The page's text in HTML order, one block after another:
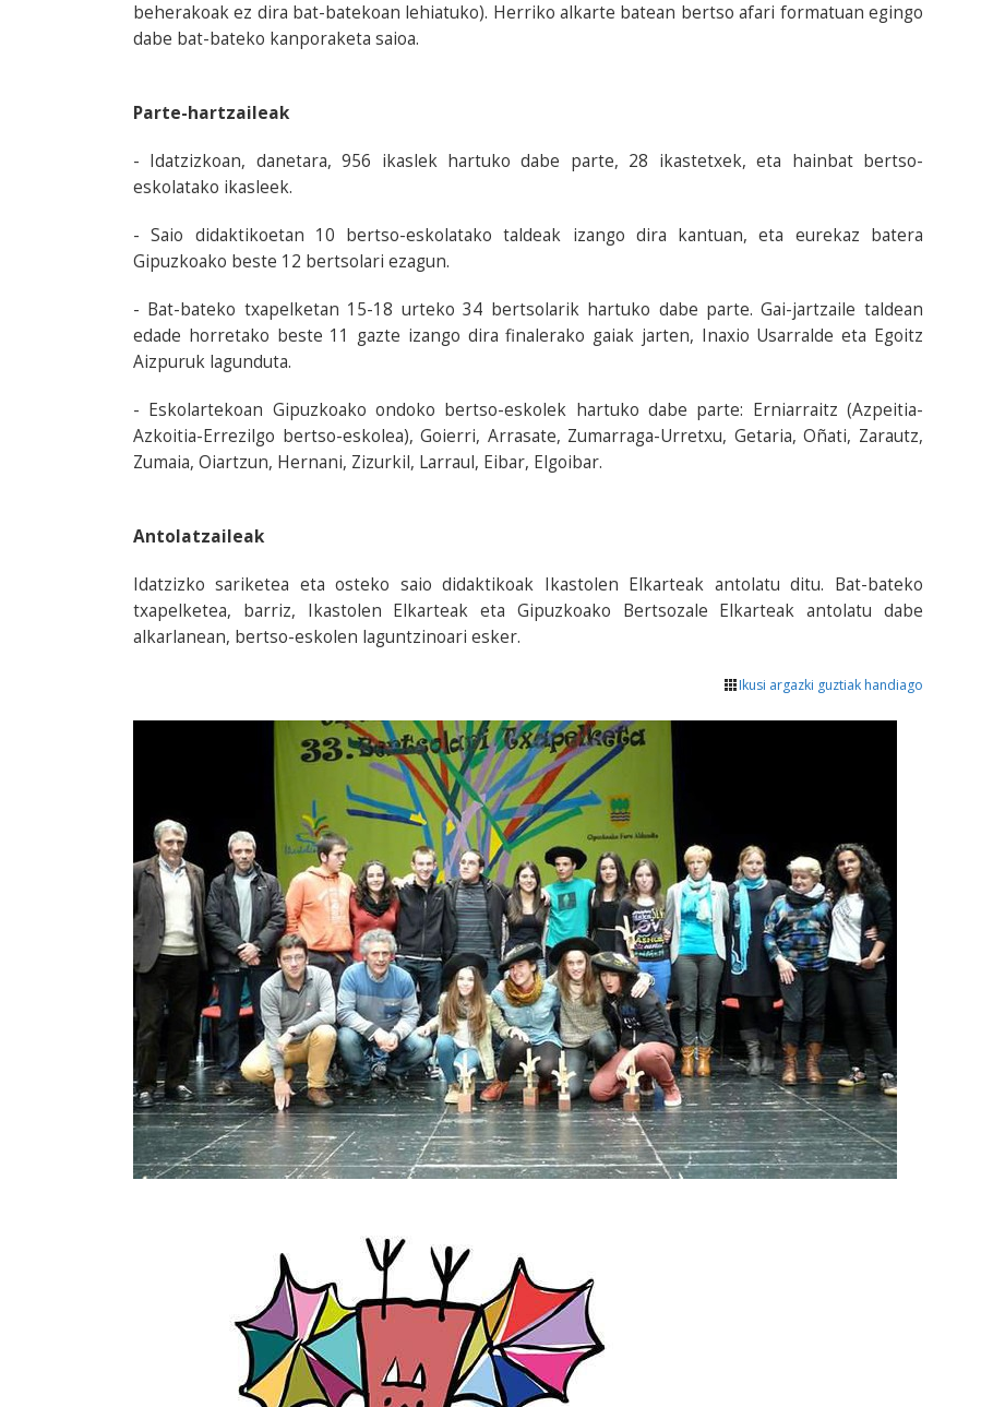
beherakoak ez dira bat-batekoan lehiatuko). Herriko alkarte batean bertso afari formatuan egingo
dabe bat-bateko kanporaketa saioa.
Parte-hartzaileak
- Idatzizkoan, danetara, 956 ikaslek hartuko dabe parte, 28 ikastetxek, eta hainbat bertso-
eskolatako ikasleek.
- Saio didaktikoetan 10 bertso-eskolatako taldeak izango dira kantuan, eta eurekaz batera
Gipuzkoako beste 12 bertsolari ezagun.
- Bat-bateko txapelketan 15-18 urteko 34 bertsolarik hartuko dabe parte. Gai-jartzaile taldean
edade horretako beste 11 gazte izango dira finalerako gaiak jarten, Inaxio Usarralde eta Egoitz
Aizpuruk lagunduta.
- Eskolartekoan Gipuzkoako ondoko bertso-eskolek hartuko dabe parte: Erniarraitz (Azpeitia-
Azkoitia-Errezilgo bertso-eskolea), Goierri, Arrasate, Zumarraga-Urretxu, Getaria, Oñati, Zarautz,
Zumaia, Oiartzun, Hernani, Zizurkil, Larraul, Eibar, Elgoibar.
Antolatzaileak
Idatzizko sariketea eta osteko saio didaktikoak Ikastolen Elkarteak antolatu ditu. Bat-bateko
txapelketea, barriz, Ikastolen Elkarteak eta Gipuzkoako Bertsozale Elkarteak antolatu dabe
alkarlanean, bertso-eskolen laguntzinoari esker.
Ikusi argazki guztiak handiago